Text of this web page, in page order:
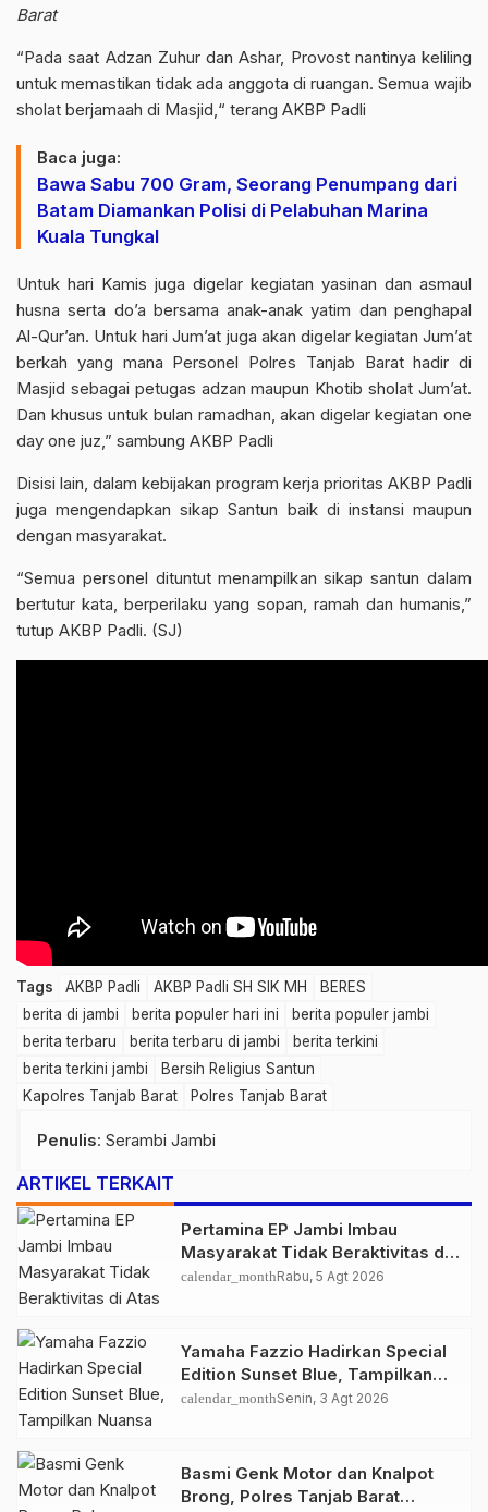
Barat
“Pada saat Adzan Zuhur dan Ashar, Provost nantinya keliling
untuk memastikan tidak ada anggota di ruangan. Semua wajib
sholat berjamaah di Masjid,“ terang AKBP Padli
Baca juga:
Bawa Sabu 700 Gram, Seorang Penumpang dari
Batam Diamankan Polisi di Pelabuhan Marina
Kuala Tungkal
Untuk hari Kamis juga digelar kegiatan yasinan dan asmaul
husna serta do’a bersama anak-anak yatim dan penghapal
Al-Qur’an. Untuk hari Jum’at juga akan digelar kegiatan Jum’at
berkah yang mana Personel Polres Tanjab Barat hadir di
Masjid sebagai petugas adzan maupun Khotib sholat Jum’at.
Dan khusus untuk bulan ramadhan, akan digelar kegiatan one
day one juz,” sambung AKBP Padli
Disisi lain, dalam kebijakan program kerja prioritas AKBP Padli
juga mengendapkan sikap Santun baik di instansi maupun
dengan masyarakat.
“Semua personel dituntut menampilkan sikap santun dalam
bertutur kata, berperilaku yang sopan, ramah dan humanis,”
tutup AKBP Padli. (SJ)
Tags AKBP Padli AKBP Padli SH SIK MH
BERES
berita di jambi
berita populer hari ini
berita populer jambi
berita terbaru
berita terbaru di jambi
berita terkini
berita terkini jambi
Bersih Religius Santun
Kapolres Tanjab Barat
Polres Tanjab Barat
Penulis: Serambi Jambi
ARTIKEL TERKAIT
Pertamina EP Jambi Imbau
Masyarakat Tidak Beraktivitas di
Atas Jalur Pipa Migas Demi
calendar_monthRabu, 5 Agt 2026
Yamaha Fazzio Hadirkan Special
Edition Sunset Blue, Tampilkan
Nuansa Retro Summer yang
calendar_monthSenin, 3 Agt 2026
Basmi Genk Motor dan Knalpot
Brong, Polres Tanjab Barat